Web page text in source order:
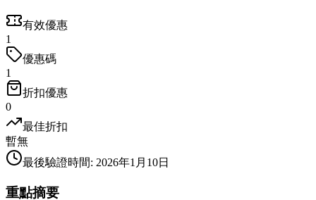
有效優惠
1
優惠碼
1
折扣優惠
0
最佳折扣
暫無
最後驗證時間: 2026年1月10日
重點摘要